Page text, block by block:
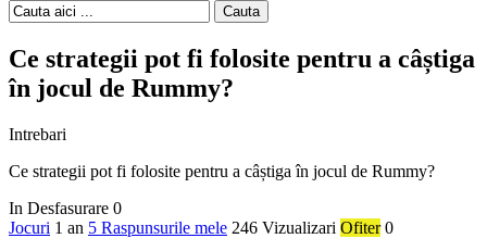
Cauta
Ce strategii pot fi folosite pentru a câștiga
în jocul de Rummy?
Intrebari
Ce strategii pot fi folosite pentru a câștiga în jocul de Rummy?
In Desfasurare 0
Jocuri 1 an 5 Raspunsurile mele 246 Vizualizari Ofiter 0